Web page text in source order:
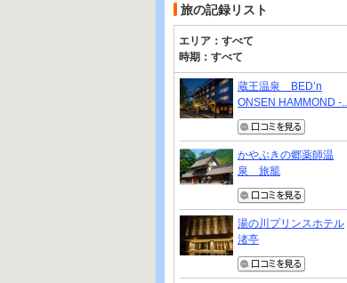
旅の記録リスト
エリア： すべて
時期： すべて
蔵王温泉 BED’n
ONSEN HAMMOND -
かやぶきの郷薬師温
泉 旅籠
湯の川プリンスホテル
渚亭